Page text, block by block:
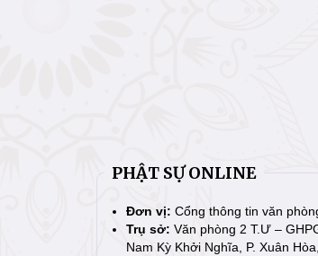
PHẬT SỰ ONLINE
Đơn vị: Cổng thông tin văn
Trụ sở: Văn phòng 2 T.Ư –
Nam Kỳ Khởi Nghĩa, P. Xuân